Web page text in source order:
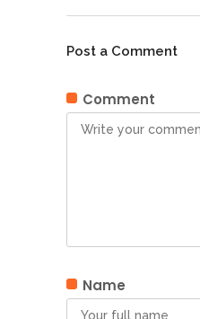
Post a Comment
Comment
Name